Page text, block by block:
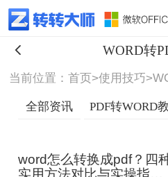
使用技巧
WORD转
当前位置：首页>使用技巧>
全部资讯 PDF转WORD
word怎么转换成pdf？四
实用方法对比与实操指南